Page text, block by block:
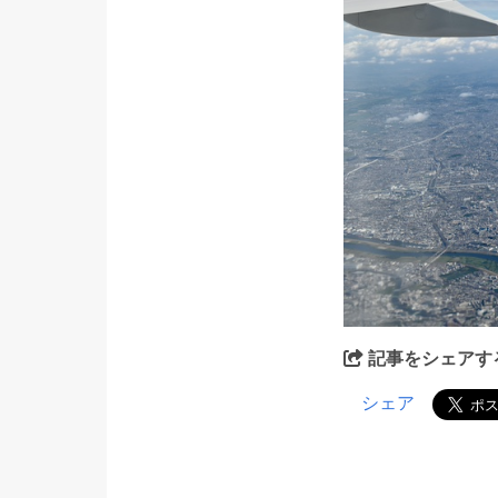
記事をシェアす
シェア